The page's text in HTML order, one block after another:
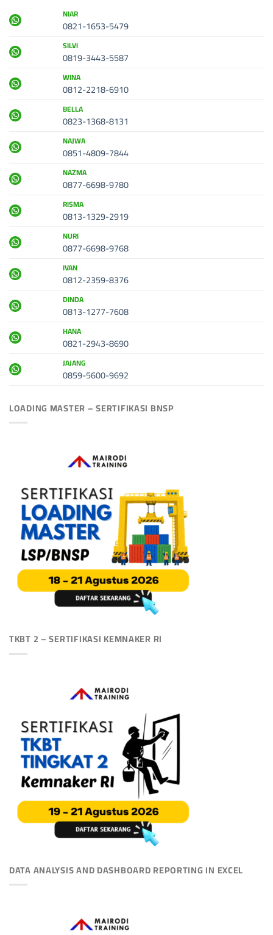
NIAR
0821-1653-5479
SILVI
0819-3443-5587
WINA
0812-2218-6910
BELLA
0823-1368-8131
NAJWA
0851-4809-7844
NAZMA
0877-6698-9780
RISMA
0813-1329-2919
NURI
0877-6698-9768
IVAN
0812-2359-8376
DINDA
0813-1277-7608
HANA
0821-2943-8690
JAJANG
0859-5600-9692
LOADING MASTER – SERTIFIKASI BNSP
TKBT 2 – SERTIFIKASI KEMNAKER RI
DATA ANALYSIS AND DASHBOARD REPORTING IN EXCEL